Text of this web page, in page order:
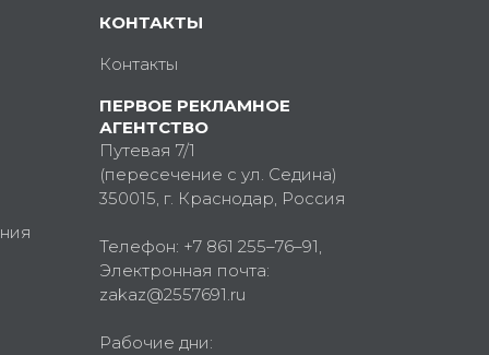
КОНТАКТЫ
Контакты
ПЕРВОЕ РЕКЛАМНОЕ
АГЕНТСТВО
Путевая 7/1
(пересечение с ул. Седина)
350015, г. Краснодар, Россия
Телефон: +7 861 255–76–91,
Электронная почта:
zakaz@2557691.ru
Рабочие дни: